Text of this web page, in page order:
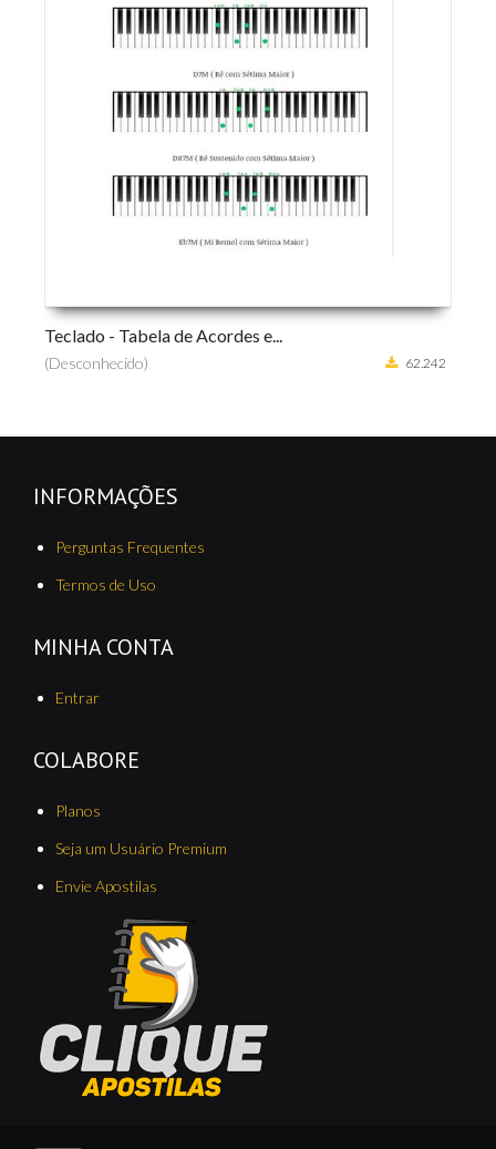
Teclado - Tabela de Acordes e...
(Desconhecido) 62.242
INFORMAÇÕES
Perguntas Frequentes
Termos de Uso
MINHA CONTA
Entrar
COLABORE
Planos
Seja um Usuário Premium
Envie Apostilas